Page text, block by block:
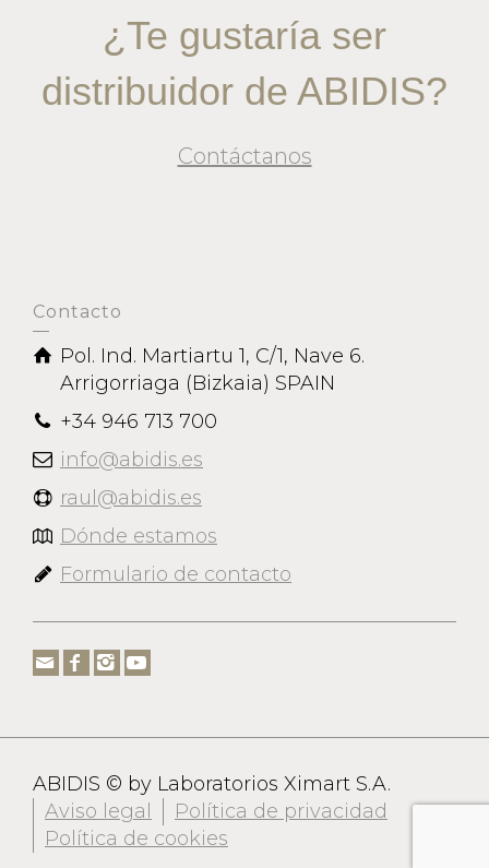
¿Te gustaría ser
distribuidor de ABIDIS?
Contáctanos
Contacto
Pol. Ind. Martiartu 1, C/1, Nave 6.
Arrigorriaga (Bizkaia) SPAIN
+34 946 713 700
info@abidis.es
raul@abidis.es
Dónde estamos
Formulario de contacto
ABIDIS © by Laboratorios Ximart S.A.
Aviso legal
Política de privacidad
Política de cookies